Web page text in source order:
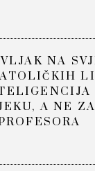
NA
A NE